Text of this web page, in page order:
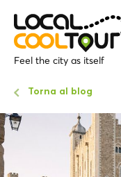
Feel the city as itself
Torna al blog